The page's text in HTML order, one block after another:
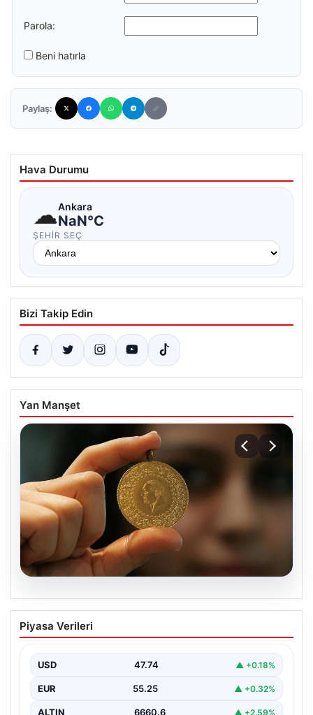
Parola:
Beni hatırla
Paylaş:
Hava Durumu
☁Ankara
NaN°C
ŞEHIR SEÇ
Bizi Takip Edin
Yan Manşet
06.08.2026
Altın fiyatları canlı grafik 22 Mayıs: Altın
fiyatları ne oldu, düştü mü, çıktı mı?
fiyatları
Piyasa Verileri
USD 47.74 ▲ +0.18%
EUR 55.25 ▲ +0.32%
ALTIN 6660.6 ▲ +2.59%